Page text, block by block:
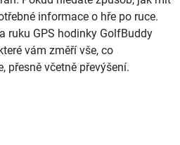
informace o hře po ruce.
ruku GPS hodinky GolfBuddy
vám změří vše, co
přesně včetně převýšení.